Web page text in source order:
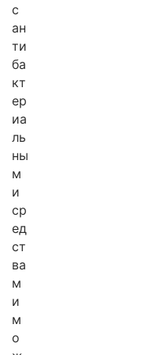
с
ан
ти
ба
кт
ер
иа
ль
ны
м
и
ср
ед
ст
ва
м
и
м
о